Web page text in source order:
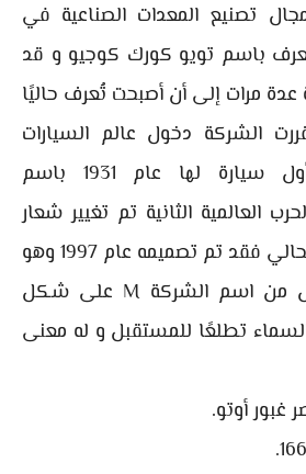
تصنيع المعدات الصناعية في
تُعرف باسم تويو كورك كوجيو و قد
مرات إلى أن أصبحت تُعرف حاليًا
الشركة دخول عالم السيارات
وتصنيعها وأنتجت أول سيارة لها عام 1931 باسم
العالمية الثانية تم تغيير شعار
الشركة، أما الشعار الحالي فقد تم تصميمه عام 1997 وهو
يعبّر عن الحرف الأول من اسم الشركة M على شكل
تطلعًا للمستقبل و له معنى
غبور أوتو.